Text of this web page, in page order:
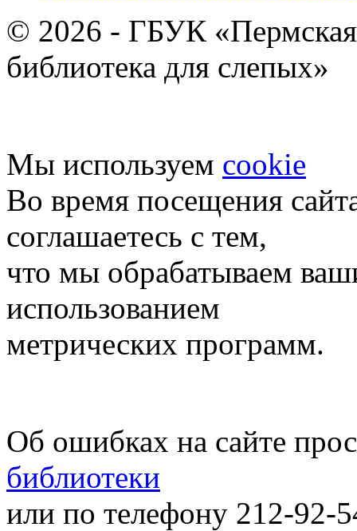
© 2026 - ГБУК «Пермская
библиотека для слепых»
Мы используем cookie
Во время посещения
соглашаетесь с тем,
что мы обрабатываем
использованием
метрических программ.
Об ошибках на сайте
библиотеки
или по телефону 212-92-